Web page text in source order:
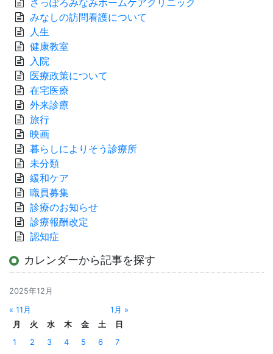
さっぽろみなみホームケアクリニック
みなしの訪問看護について
人生
健康教室
入院
医療政策について
在宅医療
外来診療
旅行
映画
暮らしによりそう診療所
未分類
緩和ケア
職員募集
診療のお知らせ
診療報酬改定
認知症
カレンダーから記事を探す
2025年12月
« 11月
1月 »
月
火 水 木 金 土
日
1
2 3 4 5 6 7